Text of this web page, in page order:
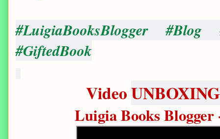
#LuigiaBooksBlogger
#GiftedBook
Video
Luigia Books